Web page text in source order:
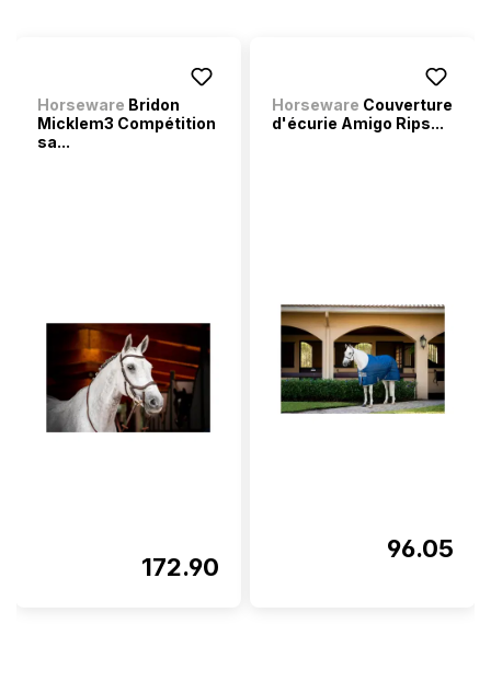
Horseware Bridon
Micklem3 Compétition
sa...
172.90
Horseware Couverture
d'écurie Amigo Rips...
96.05